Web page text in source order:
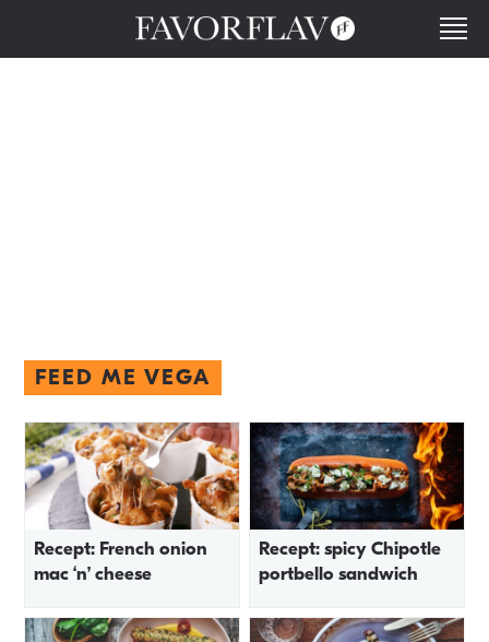
FEED ME VEGA
Recept: French onion
mac ‘n’ cheese
Recept: spicy Chipotle
portbello sandwich